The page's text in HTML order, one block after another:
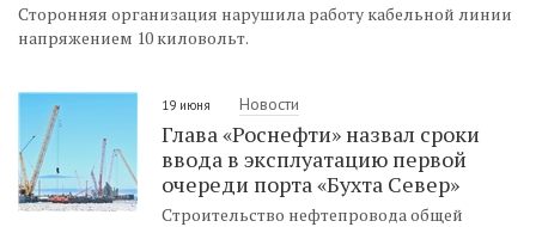
Сторонняя организация нарушила работу кабельной линии
напряжением 10 киловольт.
19 июня Новости
Глава «Роснефти» назвал сроки
ввода в эксплуатацию первой
очереди порта «Бухта Север»
Строительство нефтепровода общей